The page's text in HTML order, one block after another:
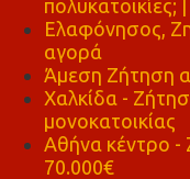
Ελαφόνησος,
αγορά
Άμεση Ζήτηση
Χαλκίδα -
μονοκατοικίας
Αθήνα κέντρο -
70.000€